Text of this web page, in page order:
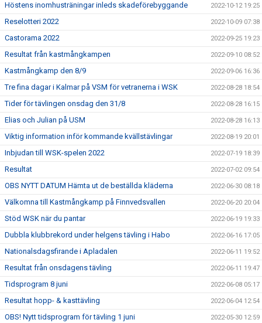
Höstens inomhusträningar inleds skadeförebyggande 2022-10-12 19:25
Reselotteri 2022 2022-10-09 07:38
Castorama 2022 2022-09-25 19:23
Resultat från kastmångkampen 2022-09-10 08:52
Kastmångkamp den 8/9 2022-09-06 16:36
Tre fina dagar i Kalmar på VSM för vetranerna i WSK 2022-08-28 18:54
Tider för tävlingen onsdag den 31/8 2022-08-28 16:15
Elias och Julian på USM 2022-08-28 16:13
Viktig information inför kommande kvällstävlingar 2022-08-19 20:01
Inbjudan till WSK-spelen 2022 2022-07-19 18:39
Resultat 2022-07-02 09:54
OBS NYTT DATUM Hämta ut de beställda kläderna 2022-06-30 08:18
Välkomna till Kastmångkamp på Finnvedsvallen 2022-06-20 20:04
Stöd WSK när du pantar 2022-06-19 19:33
Dubbla klubbrekord under helgens tävling i Habo 2022-06-16 17:05
Nationalsdagsfirande i Apladalen 2022-06-11 19:52
Resultat från onsdagens tävling 2022-06-11 19:47
Tidsprogram 8 juni 2022-06-08 05:17
Resultat hopp- & kasttävling 2022-06-04 12:54
OBS! Nytt tidsprogram för tävling 1 juni 2022-05-30 12:59